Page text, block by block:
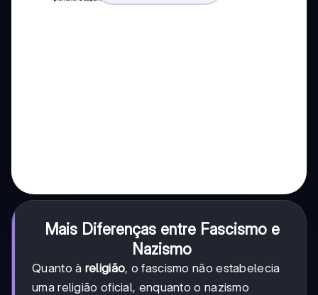
Mais Diferenças entre Fascismo e
Nazismo
Quanto à religião, o fascismo não estabelecia
uma religião oficial, enquanto o nazismo